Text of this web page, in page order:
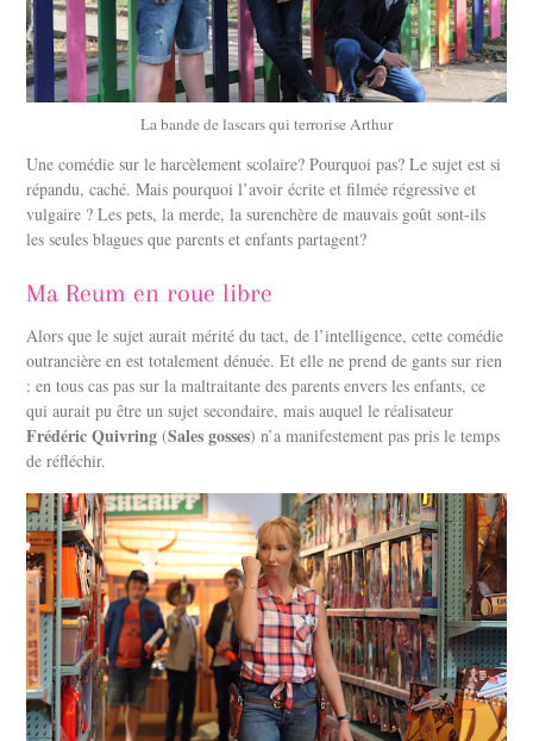
La bande de lascars qui terrorise Arthur
Une comédie sur le harcèlement scolaire? Pourquoi pas? Le sujet est si
répandu, caché. Mais pourquoi l’avoir écrite et filmée régressive et
vulgaire ? Les pets, la merde, la surenchère de mauvais goût sont-ils
les seules blagues que parents et enfants partagent?
Ma Reum en roue libre
Alors que le sujet aurait mérité du tact, de l’intelligence, cette comédie
outrancière en est totalement dénuée. Et elle ne prend de gants sur rien
: en tous cas pas sur la maltraitante des parents envers les enfants, ce
qui aurait pu être un sujet secondaire, mais auquel le réalisateur
Frédéric Quivring (Sales gosses) n’a manifestement pas pris le temps
de réfléchir.